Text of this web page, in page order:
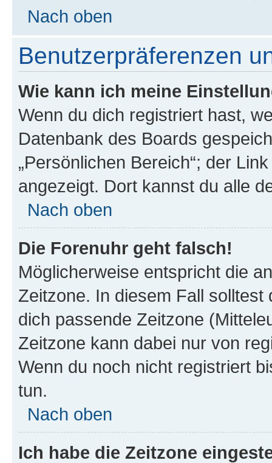
Nach oben
Benutzerpräferenzen
Wie kann ich meine
Wenn du dich registriert hast,
Datenbank des Boards
„Persönlichen Bereich“; der
angezeigt. Dort kannst du alle
Nach oben
Die Forenuhr geht falsch!
Möglicherweise entspricht die
Zeitzone. In diesem Fall solltest
dich passende Zeitzone
Zeitzone kann dabei nur von
Wenn du noch nicht registriert
tun.
Nach oben
Ich habe die Zeitzone